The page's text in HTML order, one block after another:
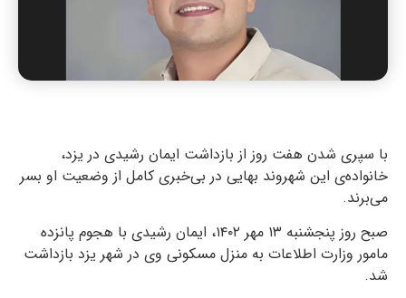
با سپری شدن هفت روز از بازداشت ایمان رشیدی در یزد،
خانواده‌ی این شهروند بهایی در بی‌خبری کامل از وضعیت او بسر
می‌برند.
صبح روز پنجشنبه ۱۳ مهر ۱۴۰۲، ایمان رشیدی با هجوم پانزده
مامور وزارت اطلاعات به منزل مسکونی وی در شهر یزد بازداشت
شد.